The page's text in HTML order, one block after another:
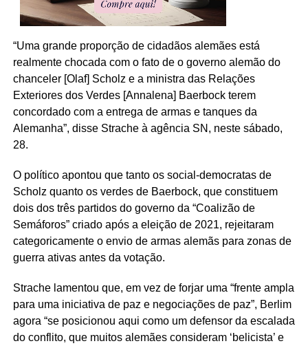
“Uma grande proporção de cidadãos alemães está
realmente chocada com o fato de o governo alemão do
chanceler [Olaf] Scholz e a ministra das Relações
Exteriores dos Verdes [Annalena] Baerbock terem
concordado com a entrega de armas e tanques da
Alemanha”, disse Strache à agência SN, neste sábado,
28.
O político apontou que tanto os social-democratas de
Scholz quanto os verdes de Baerbock, que constituem
dois dos três partidos do governo da “Coalizão de
Semáforos” criado após a eleição de 2021, rejeitaram
categoricamente o envio de armas alemãs para zonas de
guerra ativas antes da votação.
Strache lamentou que, em vez de forjar uma “frente ampla
para uma iniciativa de paz e negociações de paz”, Berlim
agora “se posicionou aqui como um defensor da escalada
do conflito, que muitos alemães consideram ‘belicista’ e